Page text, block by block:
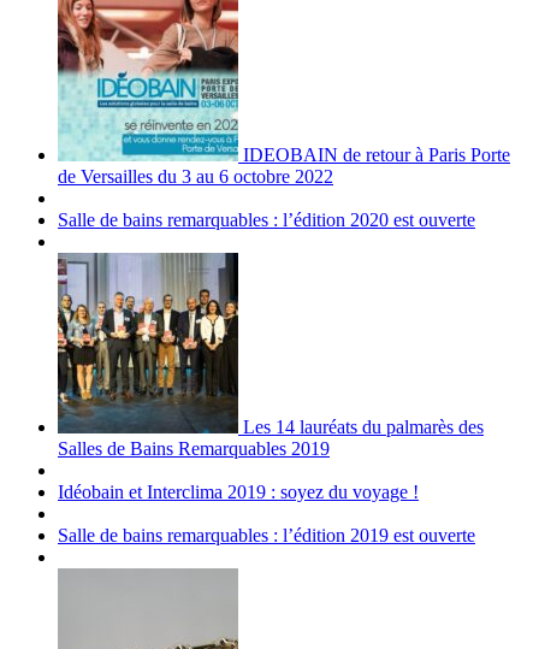
IDEOBAIN de retour à Paris Porte
de Versailles du 3 au 6 octobre 2022
Salle de bains remarquables : l’édition 2020 est ouverte
Les 14 lauréats du palmarès des
Salles de Bains Remarquables 2019
Idéobain et Interclima 2019 : soyez du voyage !
Salle de bains remarquables : l’édition 2019 est ouverte